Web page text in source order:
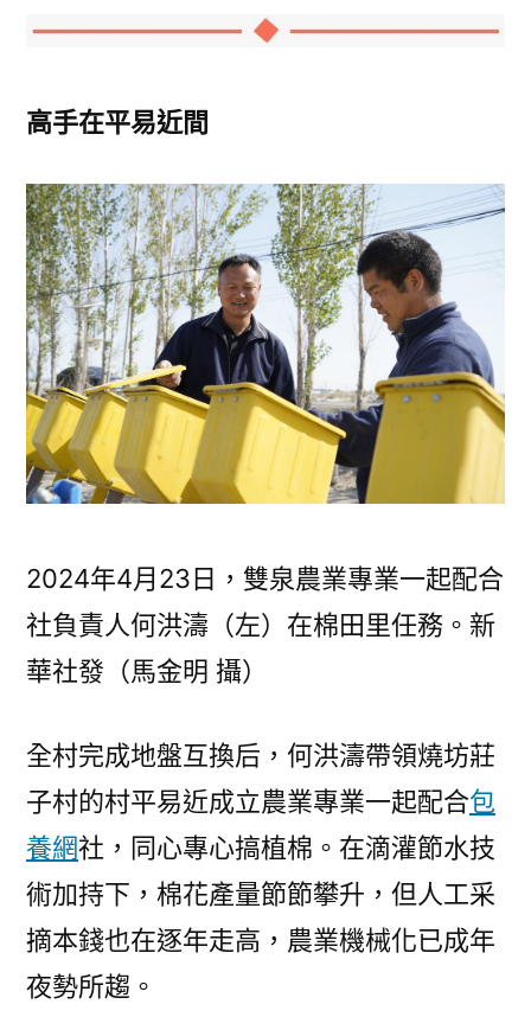
高手在平易近間
2024年4月23日，雙泉農業專業一起配合
社負責人何洪濤（左）在棉田里任務。新
華社發（馬金明 攝）
全村完成地盤互換后，何洪濤帶領燒坊莊
子村的村平易近成立農業專業一起配合包
養網社，同心專心搞植棉。在滴灌節水技
術加持下，棉花產量節節攀升，但人工采
摘本錢也在逐年走高，農業機械化已成年
夜勢所趨。